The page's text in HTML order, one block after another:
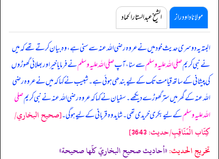
مولانا داود راز الشیخ عبدالستار الحماد
البتہ یہ دوسری حدیث خود میں نے عروہ رضی اللہ عنہ سے سنی ہے، وہ بیان کرتے تھے کہمیں
نے نبی کریمصلی اللہ علیہ وسلمسے سنا، آپصلی اللہ علیہ وسلمنے فرمایا خیر اور بھلائی گھوڑوں
کی پیشانی کے ساتھ قیامت تک کے لیے بندھی ہوئی ہے۔ شبیب نے کہا کہ میں نے عروہ رضی
اللہ عنہ کے گھر میں ستر گھوڑے دیکھے۔ سفیان نے کہا کہ عروہ رضی اللہ عنہ نے نبی کریمصلی
اللہ علیہ وسلمکے لیے بکری خریدی تھی۔ شاید وہ قربانی کے لیے ہو گی۔[صحيح البخاري/
كِتَاب الْمَنَاقِبِ/حدیث: 3643]
تخریج الحدیث:«أحاديث صحيح البخاريّ كلّها صحيحة»